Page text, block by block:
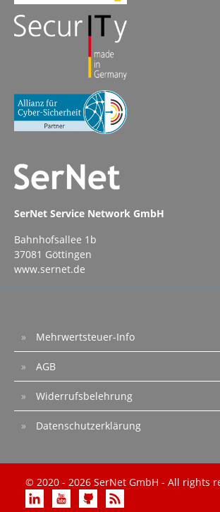
SerNet Service Network GmbH
Bahnhofsallee 1b
37081 Göttingen
www.sernet.de
Mehrwertsteuer-Info
AGB
Widerrufsbelehrung
Datenschutzerklärung
© 2020 - 2026 SerNet GmbH - All rights